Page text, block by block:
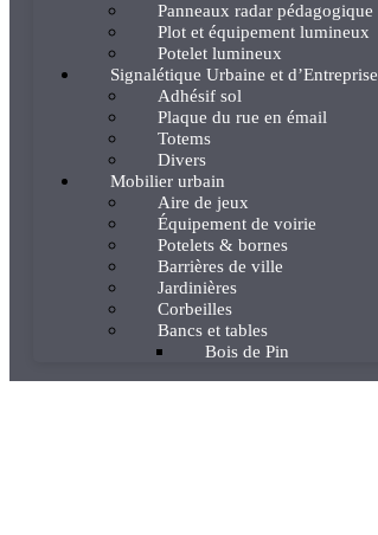
Panneaux radar pédagogique
Plot et équipement lumineux
Potelet lumineux
Signalétique Urbaine et d’Entreprise
Adhésif sol
Plaque du rue en émail
Totems
Divers
Mobilier urbain
Aire de jeux
Équipement de voirie
Potelets & bornes
Barrières de ville
Jardinières
Corbeilles
Bancs et tables
Bois de Pin